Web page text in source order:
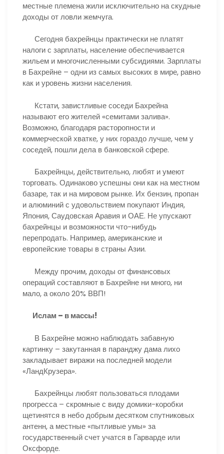
местные племена жили исключительно на скудные
доходы от ловли жемчуга.
Сегодня бахрейнцы практически не платят
налоги с зарплаты, население обеспечивается
жильем и многочисленными субсидиями. Зарплаты
в Бахрейне – одни из самых высоких в мире, равно
как и уровень жизни населения.
Кстати, завистливые соседи Бахрейна
называют его жителей «семитами залива».
Возможно, благодаря расторопности и
коммерческой хватке, у них гораздо лучше, чем у
соседей, пошли дела в банковской сфере.
Бахрейнцы, действительно, любят и умеют
торговать. Одинаково успешны они как на местном
базаре, так и на мировом рынке. Их бензин, пропан
и алюминий с удовольствием покупают Индия,
Япония, Саудовская Аравия и ОАЕ. Не упускают
бахрейнцы и возможности что-нибудь
перепродать. Например, американские и
европейские товары в страны Азии.
Между прочим, доходы от финансовых
операций составляют в Бахрейне ни много, ни
мало, а около 20% ВВП!
Ислам – в массы!
В Бахрейне можно наблюдать забавную
картинку – закутанная в паранджу дама лихо
закладывает виражи на последней модели
«ЛандКрузера».
Бахрейнцы любят пользоваться плодами
прогресса – скромные с виду домики-коробки
щетинятся в небо добрым десятком спутниковых
антенн, а местные «пытливые умы» за
государственный счет учатся в Гарварде или
Оксфорде.